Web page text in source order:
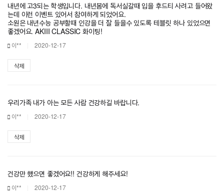
내년에 고3되는 학생입니다. 내년봄에 독서실갈때 입을 후드티 사려고 들어왔
는데 이런 이벤트 있어서 참여하게 되었어요.
소원은 내년수능 공부할때 인강을 더 잘 들을수 있도록 테블릿 하나 있었으면
좋겠어요. AKIII CLASSIC 화이팅!
이** 2020-12-17
삭제
우리가족 내가 아는 모든 사람 건강하길 바랍니다.
이** 2020-12-17
삭제
건강만 했으면 좋겠어요!! 건강하게 해주세요!
이** 2020-12-17